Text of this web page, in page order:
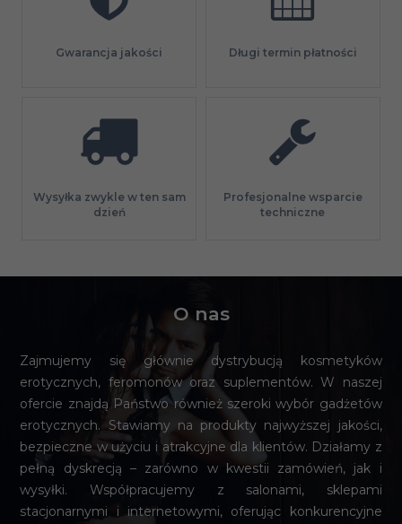
Gwarancja jakości Długi termin płatności
Wysyłka zwykle w ten sam
dzień
Profesjonalne wsparcie
techniczne
O nas
Zajmujemy się głównie dystrybucją kosmetyków
erotycznych, feromonów oraz suplementów. W naszej
ofercie znajdą Państwo również szeroki wybór gadżetów
erotycznych. Stawiamy na produkty najwyższej jakości,
bezpieczne w użyciu i atrakcyjne dla klientów. Działamy z
pełną dyskrecją – zarówno w kwestii zamówień, jak i
wysyłki. Współpracujemy z salonami, sklepami
stacjonarnymi i internetowymi, oferując konkurencyjne